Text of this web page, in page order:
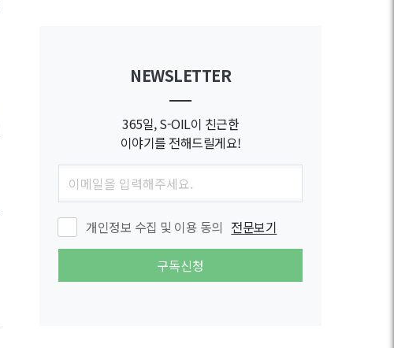
NEWSLETTER
365일, S-OIL이 친근한
이야기를 전해드릴게요!
개인정보 수집 및 이용 동의 전문보기
구독신청